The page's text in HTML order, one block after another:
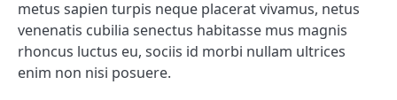
metus sapien turpis neque placerat vivamus, netus
venenatis cubilia senectus habitasse mus magnis
rhoncus luctus eu, sociis id morbi nullam ultrices
enim non nisi posuere.